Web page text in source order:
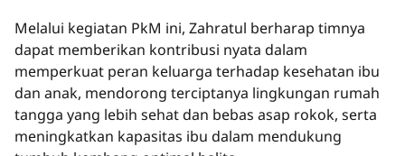
Melalui kegiatan PkM ini, Zahratul berharap timnya
dapat memberikan kontribusi nyata dalam
memperkuat peran keluarga terhadap kesehatan ibu
dan anak, mendorong terciptanya lingkungan rumah
tangga yang lebih sehat dan bebas asap rokok, serta
meningkatkan kapasitas ibu dalam mendukung